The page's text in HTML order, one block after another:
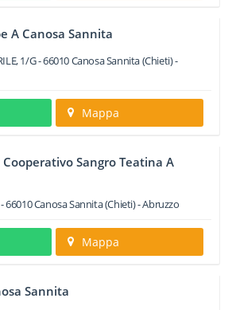
A Canosa Sannita
1/G-66010Canosa Sannita(Chieti) -
Mappa
Sangro Teatina A
-66010Canosa Sannita(Chieti) -Abruzzo
Mappa
Sannita